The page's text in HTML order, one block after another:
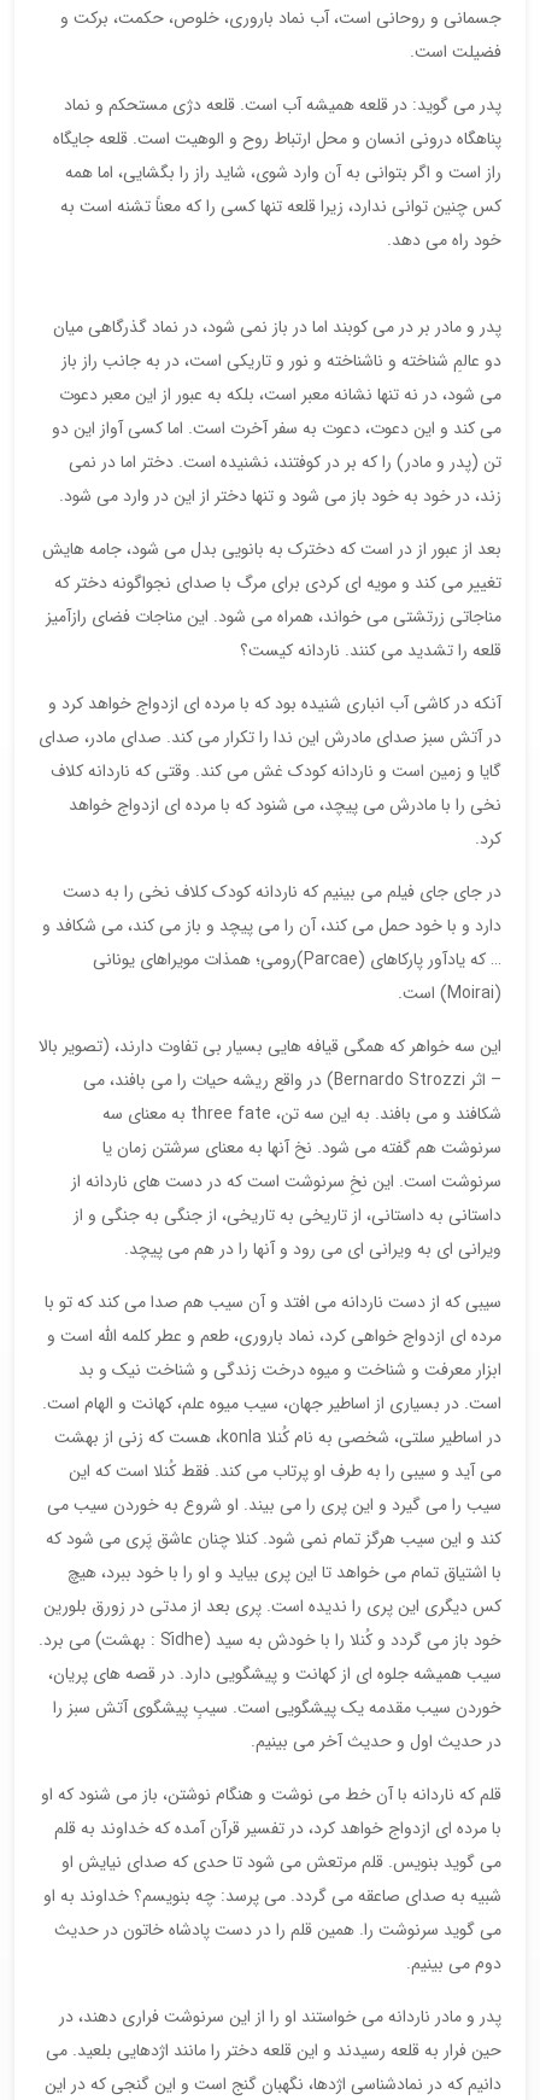
جسمانی و روحانی است، آب نماد باروری، خلوص، حکمت، برکت و
فضیلت است.
پدر می گوید: در قلعه همیشه آب است. قلعه دژی مستحکم و نماد
پناهگاه درونی انسان و محل ارتباط روح و الوهیت است. قلعه جایگاه
راز است و اگر بتوانی به آن وارد شوی، شاید راز را بگشایی، اما همه
کس چنین توانی ندارد، زیرا قلعه تنها کسی را که معناً تشنه است به
خود راه می دهد.
پدر و مادر بر در می کوبند اما در باز نمی شود، در نماد گذرگاهی میان
دو عالمِ شناخته و ناشناخته و نور و تاریکی است، در به جانب راز باز
می شود، در نه تنها نشانه معبر است، بلکه به عبور از این معبر دعوت
می کند و این دعوت، دعوت به سفر آخرت است. اما کسی آواز این دو
تن (پدر و مادر) را که بر در کوفتند، نشنیده است. دختر اما در نمی
زند، در خود به خود باز می شود و تنها دختر از این در وارد می شود.
بعد از عبور از در است که دخترک به بانویی بدل می شود، جامه هایش
تغییر می کند و مویه ای کردی برای مرگ با صدای نجواگونه دختر که
مناجاتی زرتشتی می خواند، همراه می شود. این مناجات فضای رازآمیز
قلعه را تشدید می کنند. ناردانه کیست؟
آنکه در کاشی آب انباری شنیده بود که با مرده ای ازدواج خواهد کرد و
در آتش سبز صدای مادرش این ندا را تکرار می کند. صدای مادر، صدای
گایا و زمین است و ناردانه کودک غش می کند. وقتی که ناردانه کلاف
نخی را با مادرش می پیچد، می شنود که با مرده ای ازدواج خواهد
کرد.
در جای جای فیلم می بینیم که ناردانه کودک کلاف نخی را به دست
دارد و با خود حمل می کند، آن را می پیچد و باز می کند، می شکافد و
… که یادآور پارکاهای (Parcae)رومی؛ هم​ذات مویراهای یونانی
(Moirai) است.
این سه خواهر که همگی قیافه هایی بسیار بی تفاوت دارند، (تصویر بالا
– اثر Bernardo Strozzi) در واقع ریشه حیات را می بافند، می
شکافند و می بافند. به این سه تن، three fate به معنای سه
سرنوشت هم گفته می شود. نخ آنها به معنای سرشتن زمان یا
سرنوشت است. این نخِ سرنوشت است که در دست های ناردانه از
داستانی به داستانی، از تاریخی به تاریخی، از جنگی به جنگی و از
ویرانی ای به ویرانی ای می رود و آنها را در هم می پیچد.
سیبی که از دست ناردانه می افتد و آن سیب هم صدا می کند که تو با
مرده ای ازدواج خواهی کرد، نماد باروری، طعم و عطر کلمه الله است و
ابزار معرفت و شناخت و میوه درخت زندگی و شناخت نیک و بد
است. در بسیاری از اساطیر جهان، سیب میوه علم، کهانت و الهام است.
در اساطیر سلتی، شخصی به نام کُنلا konla، هست که زنی از بهشت
می آید و سیبی را به طرف او پرتاب می کند. فقط کُنلا است که این
سیب را می گیرد و این پری را می بیند. او شروع به خوردن سیب می
کند و این سیب هرگز تمام نمی شود. کنلا چنان عاشق پَری می شود که
با اشتیاق تمام می خواهد تا این پری بیاید و او را با خود ببرد، هیچ
کس دیگری این پری را ندیده است. پری بعد از مدتی در زورق بلورین
خود باز می گردد و کُنلا را با خودش به سید (Sídhe : بهشت) می برد.
سیب همیشه جلوه ای از کهانت و پیشگویی دارد. در قصه های پریان،
خوردن سیب مقدمه یک پیشگویی است. سیبِ پیشگوی آتش سبز را
در حدیث اول و حدیث آخر می بینیم.
قلم که ناردانه با آن خط می نوشت و هنگام نوشتن، باز می شنود که او
با مرده ای ازدواج خواهد کرد، در تفسیر قرآن آمده که خداوند به قلم
می گوید بنویس. قلم مرتعش می شود تا حدی که صدای نیایش او
شبیه به صدای صاعقه می گردد. می پرسد: چه بنویسم؟ خداوند به او
می گوید سرنوشت را. همین قلم را در دست پادشاه خاتون در حدیث
دوم می بینیم.
پدر و مادر ناردانه می خواستند او را از این سرنوشت فراری دهند، در
حین فرار به قلعه رسیدند و این قلعه دختر را مانند اژدهایی بلعید. می
دانیم که در نمادشناسی اژدها، نگهبان گنج است و این گنجی که در این